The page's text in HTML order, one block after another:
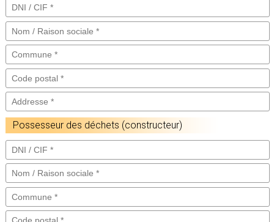
Possesseur des déchets (constructeur)